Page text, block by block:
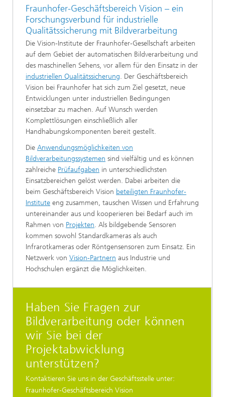
Fraunhofer-Geschäftsbereich Vision – ein
Forschungsverbund für industrielle
Qualitätssicherung mit Bildverarbeitung
Die Vision-Institute der Fraunhofer-Gesellschaft arbeiten
auf dem Gebiet der automatischen Bildverarbeitung und
des maschinellen Sehens, vor allem für den Einsatz in der
industriellen Qualitätssicherung. Der Geschäftsbereich
Vision bei Fraunhofer hat sich zum Ziel gesetzt, neue
Entwicklungen unter industriellen Bedingungen
einsetzbar zu machen. Auf Wunsch werden
Komplettlösungen einschließlich aller
Handhabungskomponenten bereit gestellt.
Die Anwendungsmöglichkeiten von
Bildverarbeitungssystemen sind vielfältig und es können
zahlreiche Prüfaufgaben in unterschiedlichsten
Einsatzbereichen gelöst werden. Dabei arbeiten die
beim Geschäftsbereich Vision beteiligten Fraunhofer-
Institute eng zusammen, tauschen Wissen und Erfahrung
untereinander aus und kooperieren bei Bedarf auch im
Rahmen von Projekten. Als bildgebende Sensoren
kommen sowohl Standardkameras als auch
Infrarotkameras oder Röntgensensoren zum Einsatz. Ein
Netzwerk von Vision-Partnern aus Industrie und
Hochschulen ergänzt die Möglichkeiten.
Haben Sie Fragen zur
Bildverarbeitung oder können
wir Sie bei der
Projektabwicklung
unterstützen?
Kontaktieren Sie uns in der Geschäftsstelle unter:
Fraunhofer-Geschäftsbereich Vision